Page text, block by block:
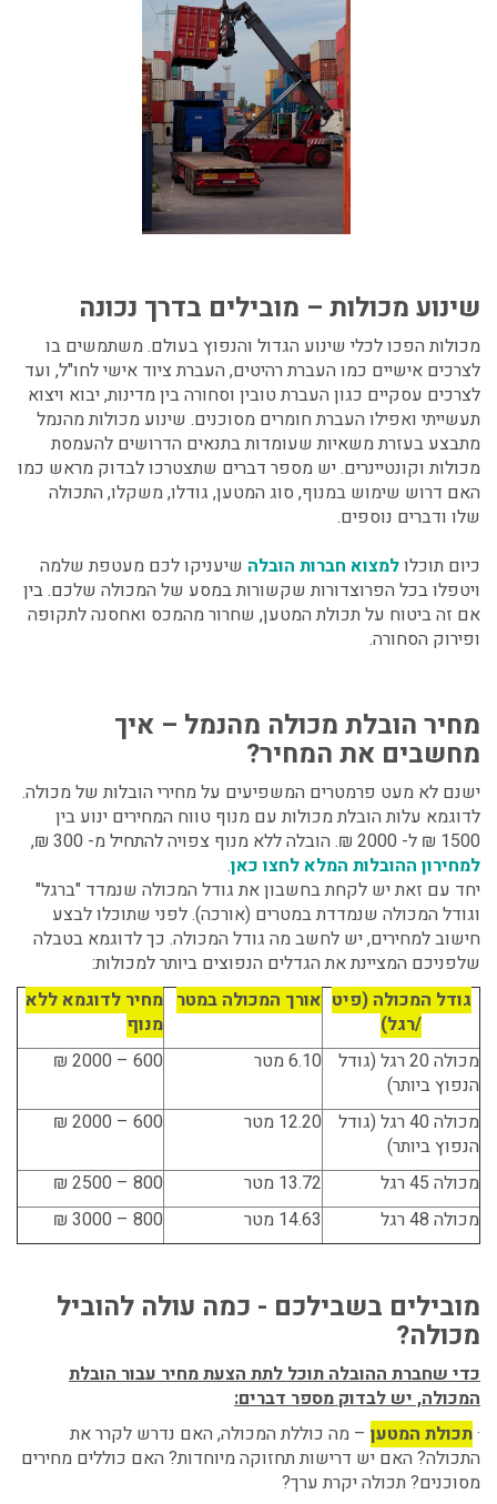
שינוע מכולות – מובילים בדרך נכונה
מכולות הפכו לכלי שינוע הגדול והנפוץ בעולם. משתמשים בו
לצרכים אישיים כמו העברת רהיטים, העברת ציוד אישי לחו"ל, ועד
לצרכים עסקיים כגון העברת טובין וסחורה בין מדינות, יבוא ויצוא
תעשייתי ואפילו העברת חומרים מסוכנים. שינוע מכולות מהנמל
מתבצע בעזרת משאיות שעומדות בתנאים הדרושים להעמסת
מכולות וקונטיינרים. יש מספר דברים שתצטרכו לבדוק מראש כמו
האם דרוש שימוש במנוף, סוג המטען, גודלו, משקלו, התכולה
שלו ודברים נוספים.
כיום תוכלולמצוא חברות הובלה שיעניקו לכם מעטפת שלמה
ויטפלו בכל הפרוצדורות שקשורות במסע של המכולה שלכם. בין
אם זה ביטוח על תכולת המטען, שחרור מהמכס ואחסנה לתקופה
ופירוק הסחורה.
מחיר הובלת מכולה מהנמל – איך
מחשבים את המחיר?
ישנם לא מעט פרמטרים המשפיעים על מחירי הובלות של מכולה.
לדוגמא עלות הובלת מכולות עם מנוף טווח המחירים ינוע בין
1500 ₪ ל- 2000 ₪. הובלה ללא מנוף צפויה להתחיל מ- 300 ₪,
למחירון ההובלות המלא לחצו כאן.
יחד עם זאת יש לקחת בחשבון את גודל המכולה שנמדד "ברגל"
וגודל המכולה שנמדדת במטרים (אורכה). לפני שתוכלו לבצע
חישוב למחירים, יש לחשב מה גודל המכולה. כך לדוגמא בטבלה
שלפניכם המציינת את הגדלים הנפוצים ביותר למכולות:
גודל המכולה (פיט
/רגל)
אורך המכולה במטר מחיר לדוגמא ללא
מנוף
מכולה 20 רגל (גודל
הנפוץ ביותר)
6.10 מטר 600 – 2000 ₪
מכולה 40 רגל (גודל
הנפוץ ביותר)
12.20 מטר 600 – 2000 ₪
מכולה 45 רגל 13.72 מטר
800 – 2500 ₪
מכולה 48 רגל
14.63 מטר 800 – 3000 ₪
מובילים בשבילכם - כמה עולה להוביל
מכולה?
כדי שחברת ההובלה תוכל לתת הצעת מחיר עבור הובלת
המכולה, יש לבדוק מספר דברים:
·תכולת המטען – מה כוללת המכולה, האם נדרש לקרר את
התכולה? האם יש דרישות תחזוקה מיוחדות? האם כוללים מחירים
מסוכנים? תכולה יקרת ערך?